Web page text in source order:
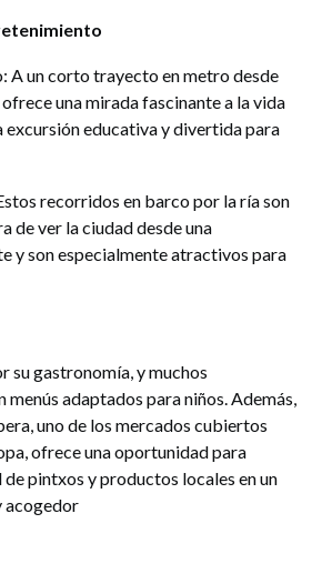
A un corto trayecto en metro desde
una mirada fascinante a la vida
excursión educativa y divertida para
recorridos en barco por la ría son
de ver la ciudad desde una
y son especialmente atractivos para
su gastronomía, y muchos
adaptados para niños. Además,
uno de los mercados cubiertos
ofrece una oportunidad para
pintxos y productos locales en un
acogedor